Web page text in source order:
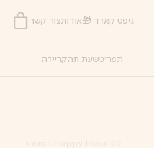
גיפט קארד 🎁אודותצור קשר
תפריטשעת תהקריירה